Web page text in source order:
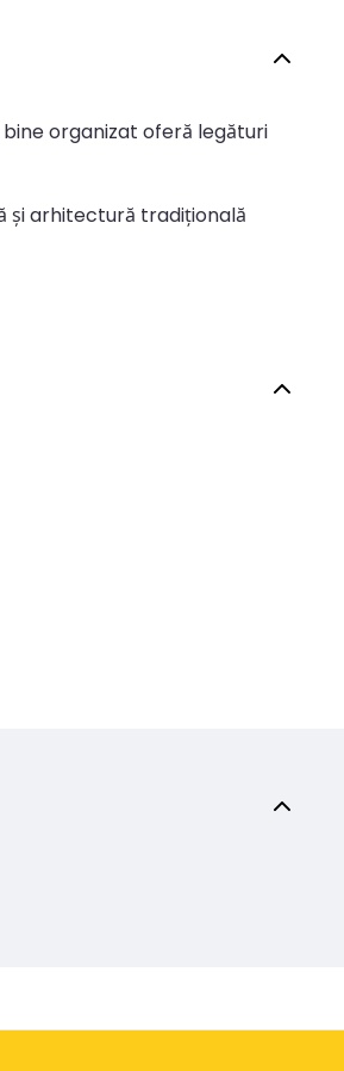
organizat oferă legături
și arhitectură tradițională